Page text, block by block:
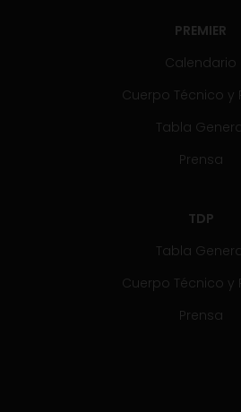
PREMIER
Calendario
Cuerpo Técnico y
Tabla
Prensa
TDP
Tabla
Cuerpo Técnico y
Prensa